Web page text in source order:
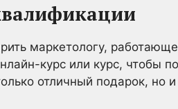
маркетологу,
курс или курс, чтобы
отличный подарок, но и